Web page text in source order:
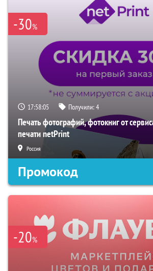
-30%
17:58:05 Получили:4
Печать фотографий, фотокниг от
печати netPrint
Россия
Промокод
-20%